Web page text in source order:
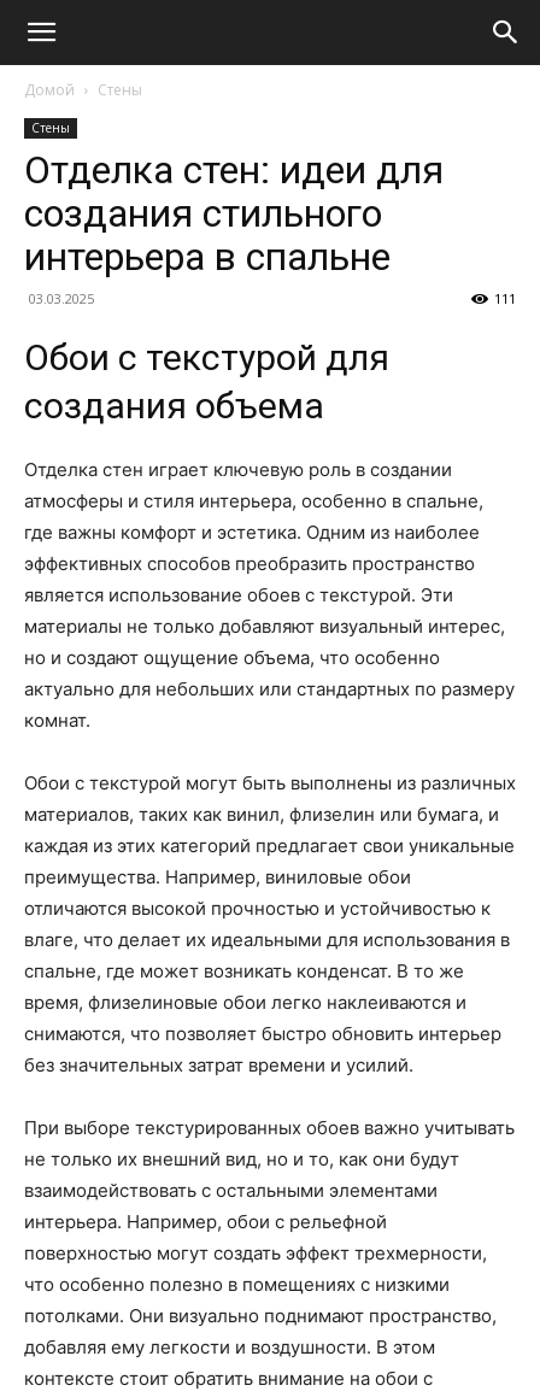
Домой Стены
Стены
Отделка стен: идеи для
создания стильного
интерьера в спальне
03.03.2025 111
Обои с текстурой для
создания объема
Отделка стен играет ключевую роль в создании
атмосферы и стиля интерьера, особенно в спальне,
где важны комфорт и эстетика. Одним из наиболее
эффективных способов преобразить пространство
является использование обоев с текстурой. Эти
материалы не только добавляют визуальный интерес,
но и создают ощущение объема, что особенно
актуально для небольших или стандартных по размеру
комнат.
Обои с текстурой могут быть выполнены из различных
материалов, таких как винил, флизелин или бумага, и
каждая из этих категорий предлагает свои уникальные
преимущества. Например, виниловые обои
отличаются высокой прочностью и устойчивостью к
влаге, что делает их идеальными для использования в
спальне, где может возникать конденсат. В то же
время, флизелиновые обои легко наклеиваются и
снимаются, что позволяет быстро обновить интерьер
без значительных затрат времени и усилий.
При выборе текстурированных обоев важно учитывать
не только их внешний вид, но и то, как они будут
взаимодействовать с остальными элементами
интерьера. Например, обои с рельефной
поверхностью могут создать эффект трехмерности,
что особенно полезно в помещениях с низкими
потолками. Они визуально поднимают пространство,
добавляя ему легкости и воздушности. В этом
контексте стоит обратить внимание на обои с